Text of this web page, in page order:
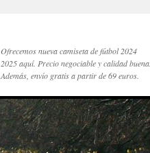
Ofrecemos nueva camiseta de fútbol 2024
2025 aquí. Precio negociable y calidad buena.
Además, envío gratis a partir de 69 euros.